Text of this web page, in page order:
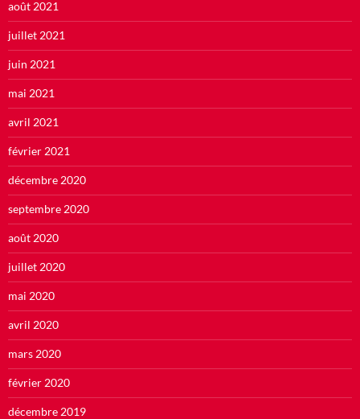
août 2021
juillet 2021
juin 2021
mai 2021
avril 2021
février 2021
décembre 2020
septembre 2020
août 2020
juillet 2020
mai 2020
avril 2020
mars 2020
février 2020
décembre 2019